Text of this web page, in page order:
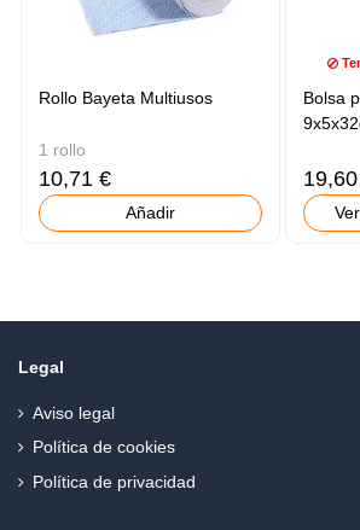
Rollo Bayeta Multiusos
1 rollo
10,71 €
Añadir
Bolsa
Legal
Aviso legal
Política de cookies
Política de privacidad